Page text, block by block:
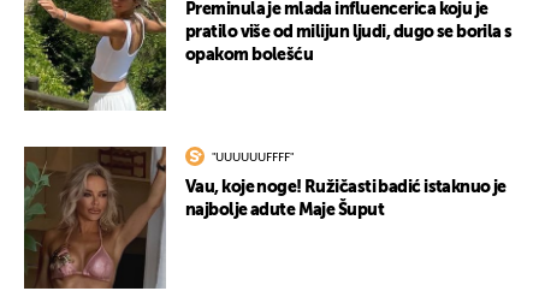
Preminula je mlada influencerica koju je
pratilo više od milijun ljudi, dugo se borila s
opakom bolešću
"UUUUUUFFFF"
Vau, koje noge! Ružičasti badić istaknuo je
najbolje adute Maje Šuput